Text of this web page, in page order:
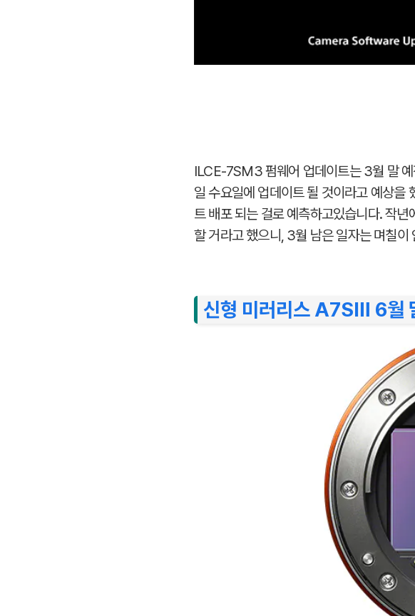
ILCE-7SM3 펌웨어 업데이트는 3월 말
일 수요일에 업데이트 될 것이라고 예상을
트 배포 되는 걸로 예측하고있습니다. 작
할 거라고 했으니, 3월 남은 일자는 며칠
신형 미러리스 A7SⅢ 6월